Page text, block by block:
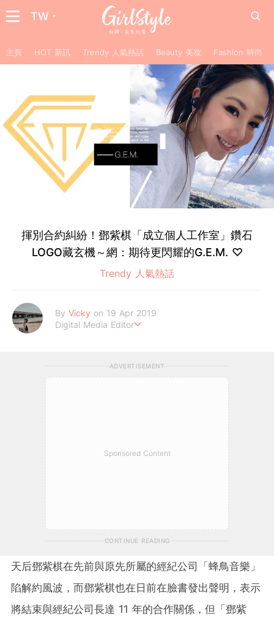
TW
主頁 HOT 新訊 Trendy 人氣熱話 Beauty 美妝 Fashion 時尚
揮別合約糾紛！鄧紫棋「成立個人工作室」鑽石
LOGO藏玄機～網：期待更閃耀的G.E.M. ♡
Trendy 人氣熱話
By Vicky on 19 Apr 2019
Digital Media Editor
ADVERTISEMENT
Sponsored Content
CONTINUE READING
天后鄧紫棋在先前與原先所屬的經紀公司「蜂鳥音樂」
陷解約風波，而鄧紫棋也在日前在臉書發出聲明，表示
將結束與經紀公司長達 11 年的合作關係，但「鄧紫